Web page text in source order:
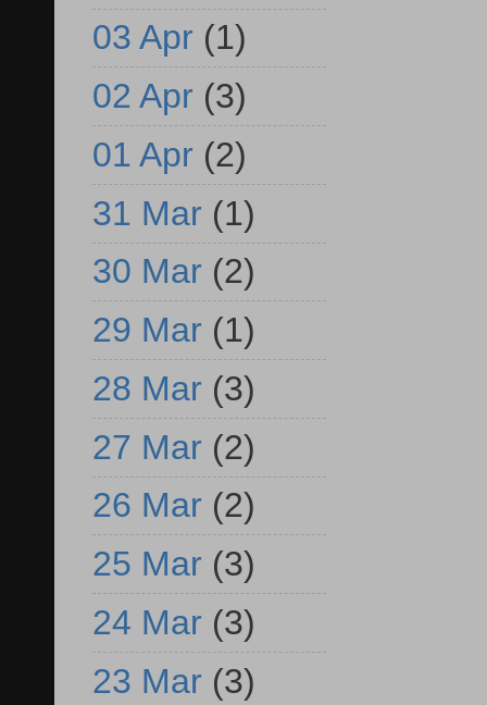
03 Apr (1)
02 Apr (3)
01 Apr (2)
31 Mar (1)
30 Mar (2)
29 Mar (1)
28 Mar (3)
27 Mar (2)
26 Mar (2)
25 Mar (3)
24 Mar (3)
23 Mar (3)